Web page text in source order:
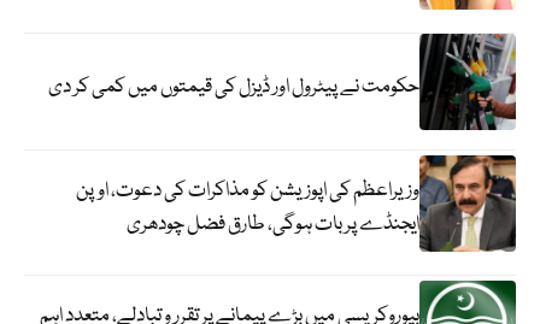
حکومت نے پیٹرول اور ڈیزل کی قیمتوں میں کمی کر دی
وزیراعظم کی اپوزیشن کو مذاکرات کی دعوت، اوپن
ایجنڈے پر بات ہوگی، طارق فضل چودھری
بیوروکریسی میں بڑے پیمانے پر تقرر و تبادلے، متعدد اہم